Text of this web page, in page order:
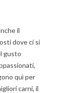
il
dove ci si
gusto
quì per
carni, il